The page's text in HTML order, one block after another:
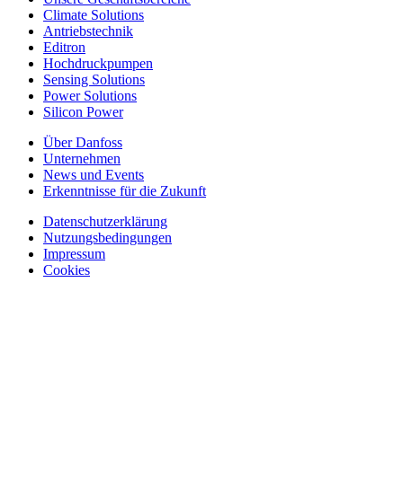
Climate Solutions
Antriebstechnik
Editron
Hochdruckpumpen
Sensing Solutions
Power Solutions
Silicon Power
Über Danfoss
Unternehmen
News und Events
Erkenntnisse für die Zukunft
Datenschutzerklärung
Nutzungsbedingungen
Impressum
Cookies